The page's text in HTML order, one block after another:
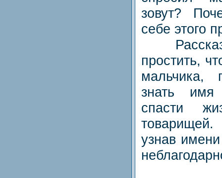
зовут?
себе этого
простить,
мальчика,
знать
спасти
узнав